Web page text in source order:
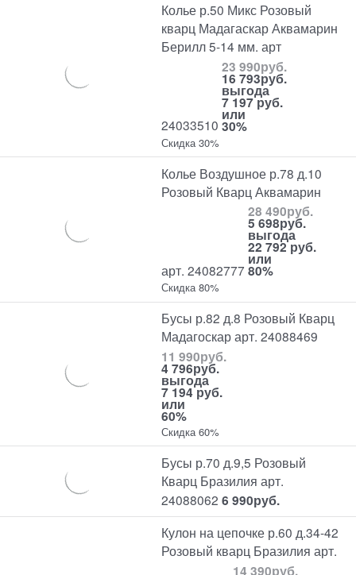
Колье р.50 Микс Розовый
кварц Мадагаскар Аквамарин
Берилл 5-14 мм. арт
24033510
23 990руб.
16 793руб.
выгода
7 197 руб.
или
30%
Скидка 30%
Колье Воздушное р.78 д.10
Розовый Кварц Аквамарин
арт. 24082777
28 490руб.
5 698руб.
выгода
22 792 руб.
или
80%
Скидка 80%
Бусы р.82 д.8 Розовый Кварц
Мадагоскар арт. 24088469
11 990руб.
4 796руб.
выгода
7 194 руб.
или
60%
Скидка 60%
Бусы р.70 д.9,5 Розовый
Кварц Бразилия арт.
24088062 6 990руб.
Кулон на цепочке р.60 д.34-42
Розовый кварц Бразилия арт.
14 390руб.